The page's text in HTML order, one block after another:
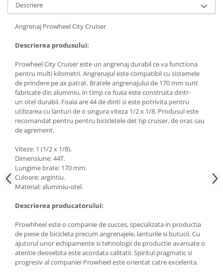
Descriere
Angrenaj Prowheel City Cruiser
Descrierea produsului:
Prowheel City Cruiser este un angrenaj durabil ce va functiona
pentru multi kilometri. Angrenajul este compatibil cu sistemele
de prindere pe ax patrat. Bratele angrenajului de 170 mm sunt
fabricate din aluminiu, in timp cefoaia este construita dintr-
un otel durabil. Foaia are 44 de dinti si este potrivita pentru
utilizarea cu lanturi de o singura viteza 1/2 x 1/8. Produsul este
recomandat pentru pentru bicicletele det tip cruiser, de oras sau
de agrement.
Viteze: 1 (1/2 x 1/8).
Dimensiune: 44T.
Lungime brate: 170 mm.
Culoare: argintiu.
Material: aluminiu-otel.
Descrierea producatorului:
Prowhheel este o companie de succes, specializata in productia
de piese de bicicleta precum angrenajele, lanturile si butucii. Cu
ajutorul unor echipamente si tehnologii de productie avansate o
atentie deosebita este acordata calitatii. Spiritul pragmatic si
progresiv al companiei Prowheel este orientat catre excelenta.